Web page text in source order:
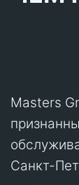
Masters
Санкт-